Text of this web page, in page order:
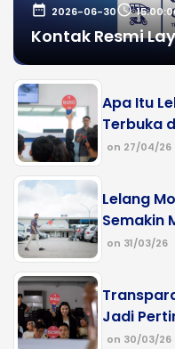
date_range 2026-06-30schedule
Kontak Resmi
Apa Itu
Terbuka
Indonesia
on 27/04/26
Lelang
Semakin
Banyak
on 31/03/26
Jadi
Lelang di
on 30/03/26